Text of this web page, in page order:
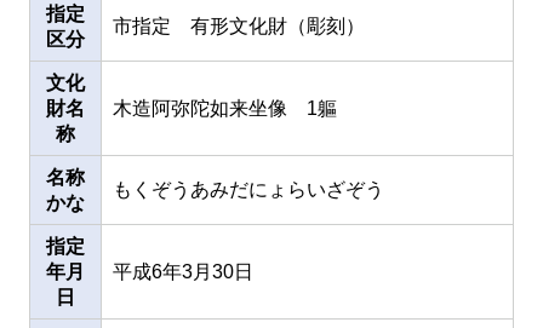
指定
区分
市指定 有形文化財（彫刻）
文化
財名
称
木造阿弥陀如来坐像 1軀
名称
かな
もくぞうあみだにょらいざぞう
指定
年月
日
平成6年3月30日